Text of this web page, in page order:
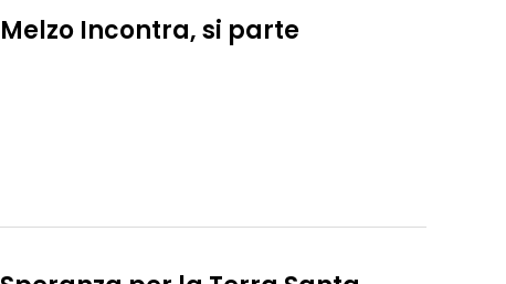
Melzo Incontra, si parte